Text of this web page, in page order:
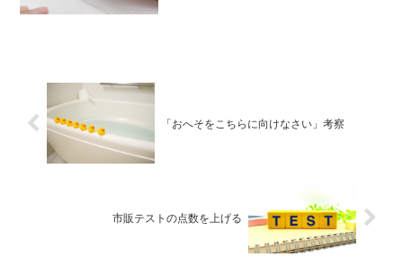
「おへそをこちらに向けなさい」考察
市販テストの点数を上げる